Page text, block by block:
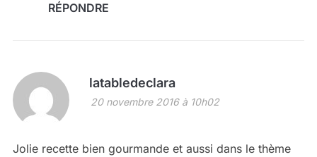
RÉPONDRE
latabledeclara
20 novembre 2016 à 10h02
Jolie recette bien gourmande et aussi dans le thème